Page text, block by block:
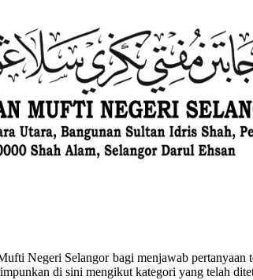
Negeri Selangor bagi menjawab
di sini mengikut kategori yang telah